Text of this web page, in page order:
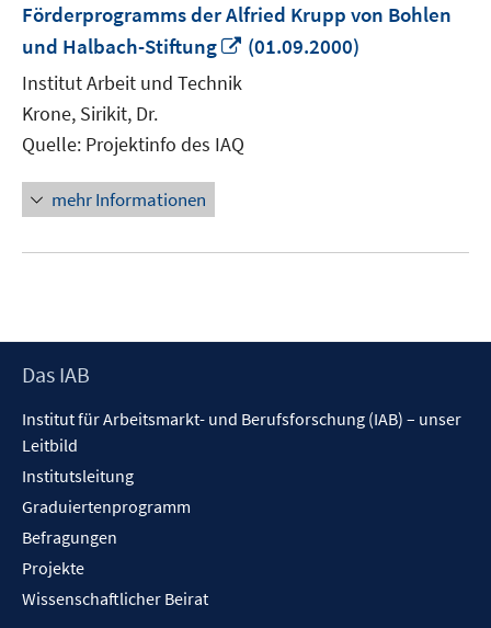
Förderprogramms der Alfried Krupp von Bohlen
und Halbach-Stiftung
In
(01.09.2000)
Institut Arbeit und Technik
Krone, Sirikit, Dr.
Quelle: Projektinfo des IAQ
mehr Informationen
Footer
Das IAB
Institut für Arbeitsmarkt- und Berufsforschung (IAB) – unser
Leitbild
Institutsleitung
Graduiertenprogramm
Befragungen
Projekte
Wissenschaftlicher Beirat